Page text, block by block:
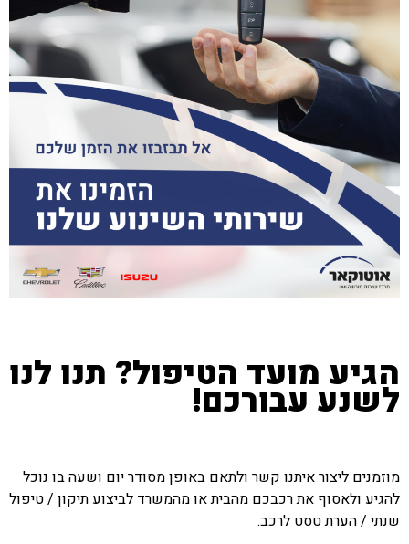
הגיע מועד הטיפול? תנו לנו
לשנע עבורכם!
מוזמנים ליצור איתנו קשר ולתאם באופן מסודר יום ושעה בו נוכל
להגיע ולאסוף את רכבכם מהבית או מהמשרד לביצוע תיקון / טיפול
שנתי / הערת טסט לרכב.